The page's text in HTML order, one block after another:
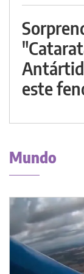
este
Mundo